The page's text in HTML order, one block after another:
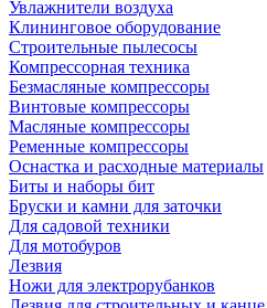
Увлажнители воздуха
Клининговое оборудование
Строительные пылесосы
Компрессорная техника
Безмасляные компрессоры
Винтовые компрессоры
Масляные компрессоры
Ременные компрессоры
Оснастка и расходные материалы
Биты и наборы бит
Бруски и камни для заточки
Для садовой техники
Для мотобуров
Лезвия
Ножи для электрорубанков